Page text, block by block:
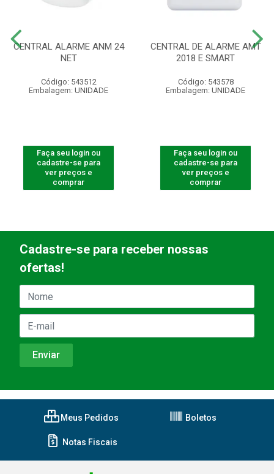
CENTRAL ALARME ANM 24
NET
Código: 543512
Embalagem: UNIDADE
Faça seu login ou
cadastre-se para
ver preços e
comprar
CENTRAL DE ALARME AMT
2018 E SMART
Código: 543578
Embalagem: UNIDADE
Faça seu login ou
cadastre-se para
ver preços e
comprar
Cadastre-se para receber nossas
ofertas!
Meus Pedidos Boletos
Notas Fiscais